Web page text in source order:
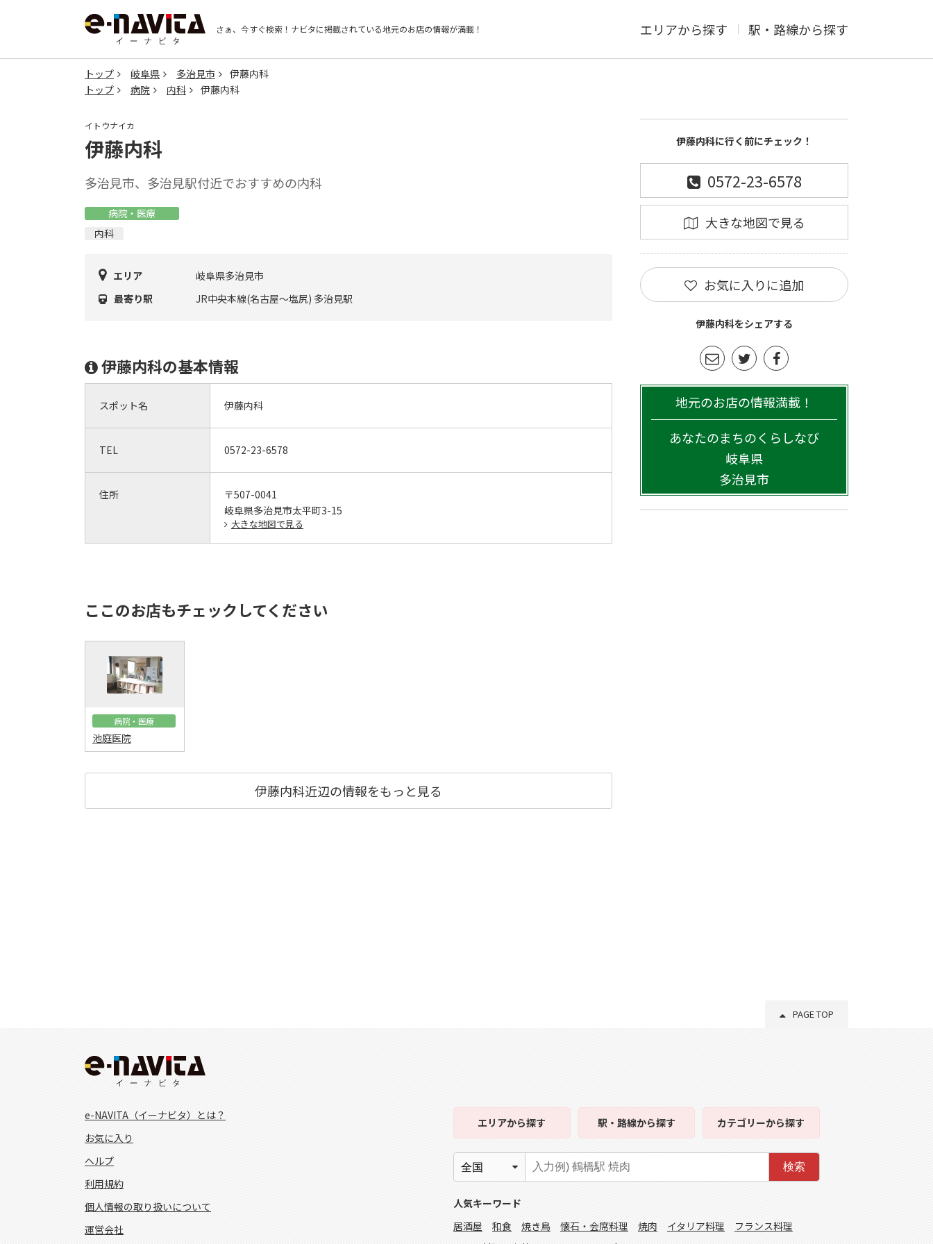
さぁ、今すぐ検索！ ナビタに掲載されている地元のお店の情報が満載！ エリアから探す 駅・路線から探す
トップ 岐阜県 多治見市
伊藤内科
トップ
病院 内科 伊藤内科
イトウナイカ
伊藤内科
多治見市、多治見駅付近でおすすめの内科
病院・医療
内科
エリア
岐阜県多治見市
最寄り駅
JR中央本線(名古屋～塩尻) 多治見駅
伊藤内科の基本情報
スポット名 伊藤内科
TEL 0572-23-6578
住所
〒507-0041
岐阜県多治見市太平町3-15
大きな地図で見る
ここのお店もチェックしてください
病院・医療
池庭医院
伊藤内科近辺の情報をもっと見る
伊藤内科に行く前にチェック！
0572-23-6578
大きな地図で見る
お気に入りに追加
伊藤内科をシェアする
地元のお店の情報満載！
あなたのまちのくらしなび
岐阜県
多治見市
PAGE TOP
e-NAVITA（イーナビタ）とは？
お気に入り
ヘルプ
利用規約
個人情報の取り扱いについて
運営会社
エリアから探す 駅・路線から探す カテゴリーから探す
検索
人気キーワード
居酒屋
和食 焼き鳥 懐石・会席料理 焼肉 イタリア料理
フランス料理